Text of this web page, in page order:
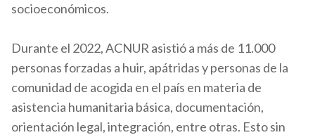
socioeconómicos.
Durante el 2022, ACNUR asistió a más de 11.000
personas forzadas a huir, apátridas y personas de la
comunidad de acogida en el país en materia de
asistencia humanitaria básica, documentación,
orientación legal, integración, entre otras. Esto sin